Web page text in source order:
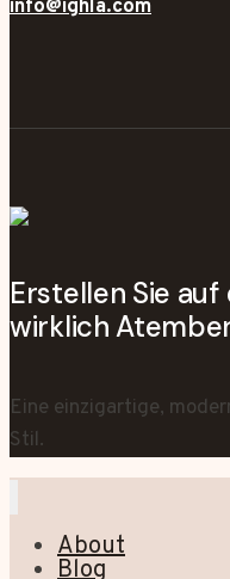
info@ighla.com
Erstellen Sie
wirklich
Eine einzigartige,
Stil.
About
Blog